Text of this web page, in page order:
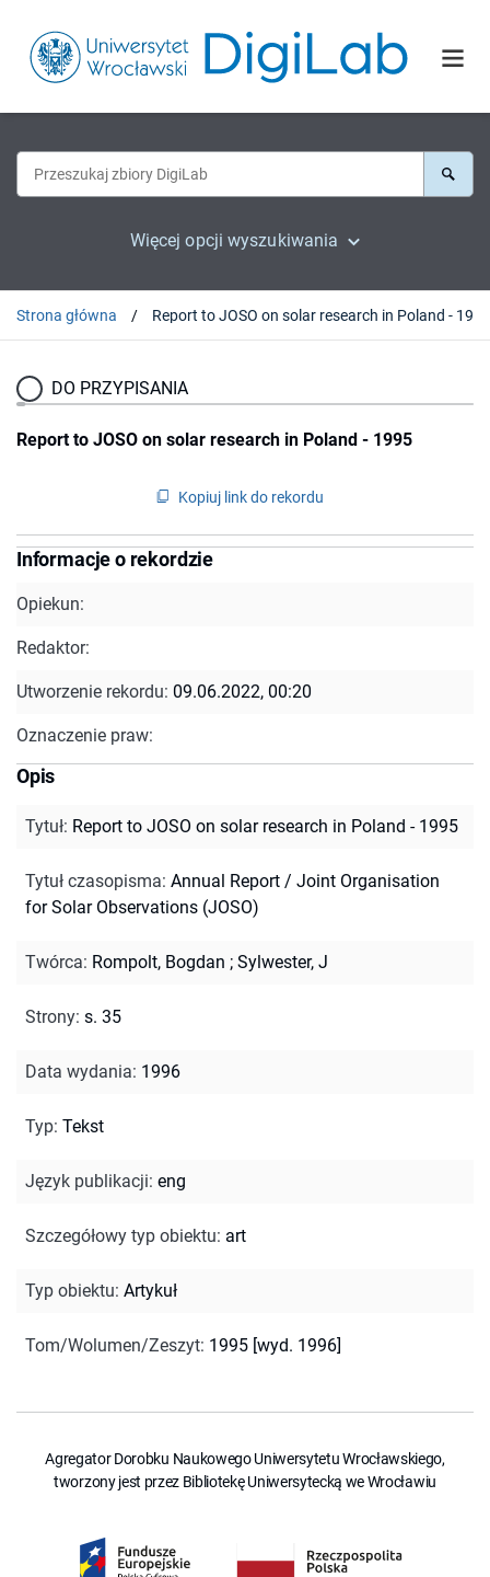
Więcej opcji wyszukiwania
Strona główna Report to JOSO on solar research in Poland - 1995
DO PRZYPISANIA
Report to JOSO on solar research in Poland - 1995
Kopiuj link do rekordu
Informacje o rekordzie
Opiekun:
Redaktor:
Utworzenie rekordu: 09.06.2022, 00:20
Oznaczenie praw:
Opis
Tytuł: Report to JOSO on solar research in Poland - 1995
Tytuł czasopisma: Annual Report / Joint Organisation
for Solar Observations (JOSO)
Twórca: Rompolt, Bogdan ; Sylwester, J
Strony: s. 35
Data wydania: 1996
Typ: Tekst
Język publikacji: eng
Szczegółowy typ obiektu: art
Typ obiektu: Artykuł
Tom/Wolumen/Zeszyt: 1995 [wyd. 1996]
Agregator Dorobku Naukowego Uniwersytetu Wrocławskiego,
tworzony jest przez Bibliotekę Uniwersytecką we Wrocławiu